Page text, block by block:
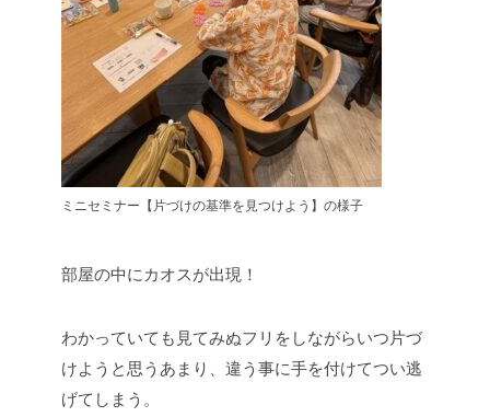
ミニセミナー【片づけの基準を見つけよう】の様子
部屋の中にカオスが出現！
わかっていても見てみぬフリをしながらいつ片づ
けようと思うあまり、違う事に手を付けてつい逃
げてしまう。